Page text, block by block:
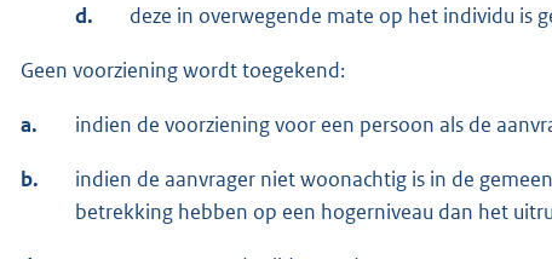
d. deze in overwegende mate op het individu is
Geen voorziening wordt toegekend:
a. indien de voorziening voor een persoon als de
b.
indien de aanvrager niet woonachtig is in de
betrekking hebben op een hogerniveau dan het